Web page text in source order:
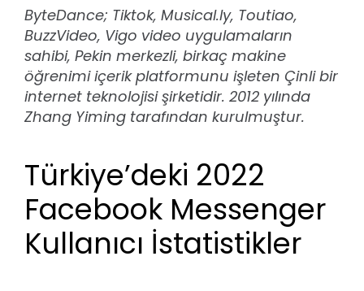
ByteDance; Tiktok, Musical.ly, Toutiao,
BuzzVideo, Vigo video uygulamaların
sahibi, Pekin merkezli, birkaç makine
öğrenimi içerik platformunu işleten Çinli bir
internet teknolojisi şirketidir. 2012 yılında
Zhang Yiming tarafından kurulmuştur.
Türkiye’deki 2022
Facebook Messenger
Kullanıcı İstatistikler